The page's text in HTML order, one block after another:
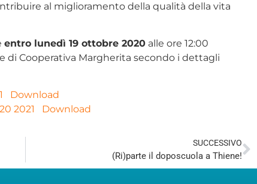
al miglioramento della qualità della vita
entro lunedì 19 ottobre 2020 alle ore 12:00
di Cooperativa Margherita secondo i dettagli
Download
2021
Download
SUCCESSIVO
(Ri)parte il doposcuola a Thiene!